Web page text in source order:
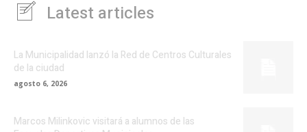
Latest articles
La Municipalidad lanzó la Red de Centros Culturales
de la ciudad
agosto 6, 2026
Marcos Milinkovic visitará a alumnos de las